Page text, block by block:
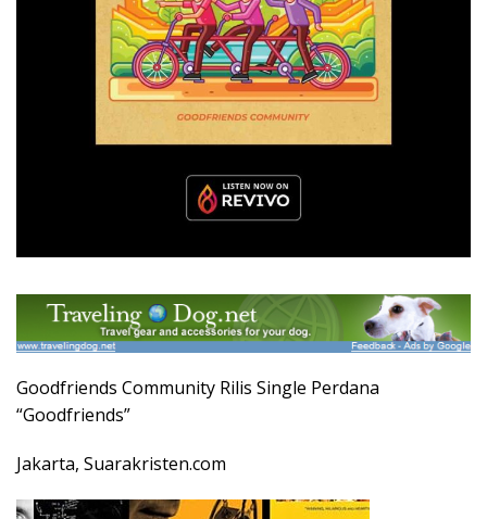
Goodfriends Community Rilis Single Perdana
“Goodfriends”
Jakarta, Suarakristen.com